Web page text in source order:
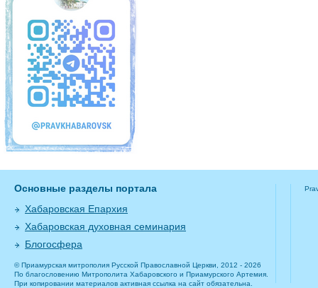
Основные разделы портала
Хабаровская Епархия
Хабаровская духовная семинария
Блогосфера
© Приамурская митрополия Русской Православной Церкви, 2012 - 2026
По благословению Митрополита Хабаровского и Приамурского Артемия.
При копировании материалов активная ссылка на сайт обязательна.